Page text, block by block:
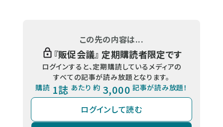
この先の内容は...
『販促会議』 定期購読者限定です
ログインすると、定期購読しているメディアの
すべての記事が読み放題となります。
購読 1誌 あたり 約 3,000 記事が読み放題！
ログインして読む